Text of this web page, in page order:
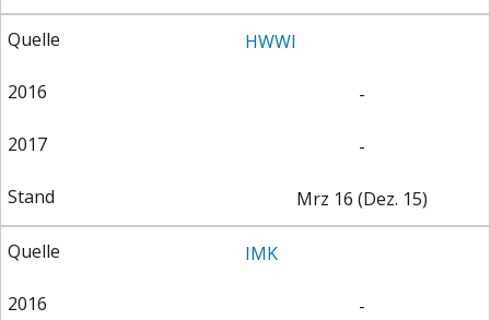
HWWI
-
-
Mrz 16 (Dez. 15)
IMK
-